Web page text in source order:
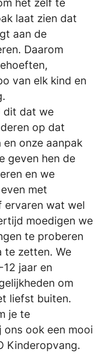
het zelf te
laat zien dat
aan de
Daarom
van elk kind en
dit dat we
op dat
onze aanpak
geven hen de
en we
met
ervaren wat wel
moedigen we
te proberen
te zetten. We
jaar en
om
liefst buiten.
je te
ook een mooi
Kinderopvang.